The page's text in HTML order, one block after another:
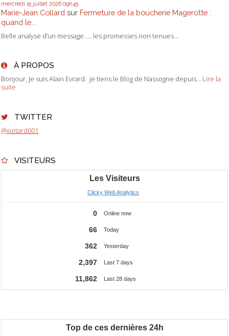
mercredi 15 juillet 2026 09h45
Marie-Jean Collard sur Fermeture de la boucherie Magerotte :
quand le...
Belle analyse d’un message….. les promesses non tenues...
À PROPOS
Bonjour, Je suis Alain Evrard. je tiens le Blog de Nassogne depuis... Lire la
suite
TWITTER
@petard001
VISITEURS